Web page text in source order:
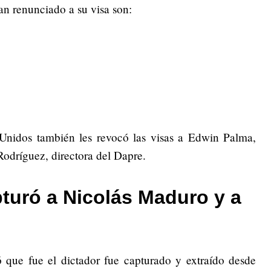
renunciado a su visa son:
también les revocó las visas a Edwin Palma,
directora del Dapre.
a Nicolás Maduro y a
fue el dictador fue capturado y extraído desde